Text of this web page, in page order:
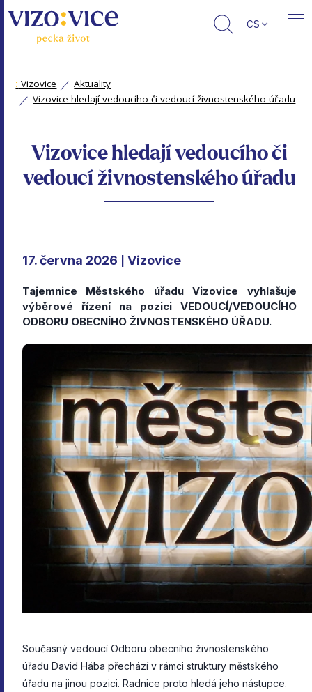
CS
: Vizovice
Aktuality
Vizovice hledají vedoucího či vedoucí živnostenského úřadu
Vizovice hledají vedoucího či
vedoucí živnostenského úřadu
17. června 2026 Vizovice
Tajemnice Městského úřadu Vizovice vyhlašuje
výběrové řízení na pozici VEDOUCÍ/VEDOUCÍHO
ODBORU OBECNÍHO ŽIVNOSTENSKÉHO ÚŘADU.
Současný vedoucí Odboru obecního živnostenského
úřadu David Hába přechází v rámci struktury městského
úřadu na jinou pozici. Radnice proto hledá jeho nástupce.